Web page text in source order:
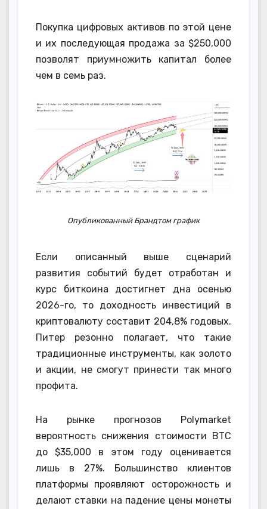
Покупка цифровых активов по этой цене
и их последующая продажа за $250,000
позволят приумножить капитал более
чем в семь раз.
Опубликованный Брандтом график
Если описанный выше сценарий
развития событий будет отработан и
курс биткоина достигнет дна осенью
2026-го, то доходность инвестиций в
криптовалюту составит 204,8% годовых.
Питер резонно полагает, что такие
традиционные инструменты, как золото
и акции, не смогут принести так много
профита.
На рынке прогнозов Polymarket
вероятность снижения стоимости BTC
до $35,000 в этом году оценивается
лишь в 27%. Большинство клиентов
платформы проявляют осторожность и
делают ставки на падение цены монеты